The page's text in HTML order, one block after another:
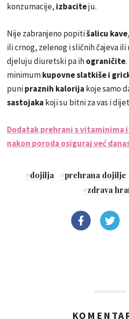
konzumacije, izbaciteju.
Nije zabranjeno popitišalicu kave
ili crnog, zelenog i sličnih čajeva ili
djeluju diuretski pa ihograničite
minimumkupovne slatkiše i
punipraznih kalorija koje samo
sastojaka koji su bitni za vas i
Dodatak prehrani s vitaminima
nakon poroda osiguraj već
#dojilja #prehrana dojilje
#zdrava